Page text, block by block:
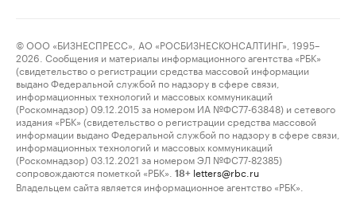
© ООО «БИЗНЕСПРЕСС», АО «РОСБИЗНЕСКОНСАЛТИНГ», 1995–
2026. Сообщения и материалы информационного агентства «РБК»
(свидетельство о регистрации средства массовой информации
выдано Федеральной службой по надзору в сфере связи,
информационных технологий и массовых коммуникаций
(Роскомнадзор) 09.12.2015 за номером ИА №ФС77-63848) и сетевого
издания «РБК» (свидетельство о регистрации средства массовой
информации выдано Федеральной службой по надзору в сфере связи,
информационных технологий и массовых коммуникаций
(Роскомнадзор) 03.12.2021 за номером ЭЛ №ФС77-82385)
сопровождаются пометкой «РБК».
18+ letters@rbc.ru
Владельцем сайта является информационное агентство «РБК».